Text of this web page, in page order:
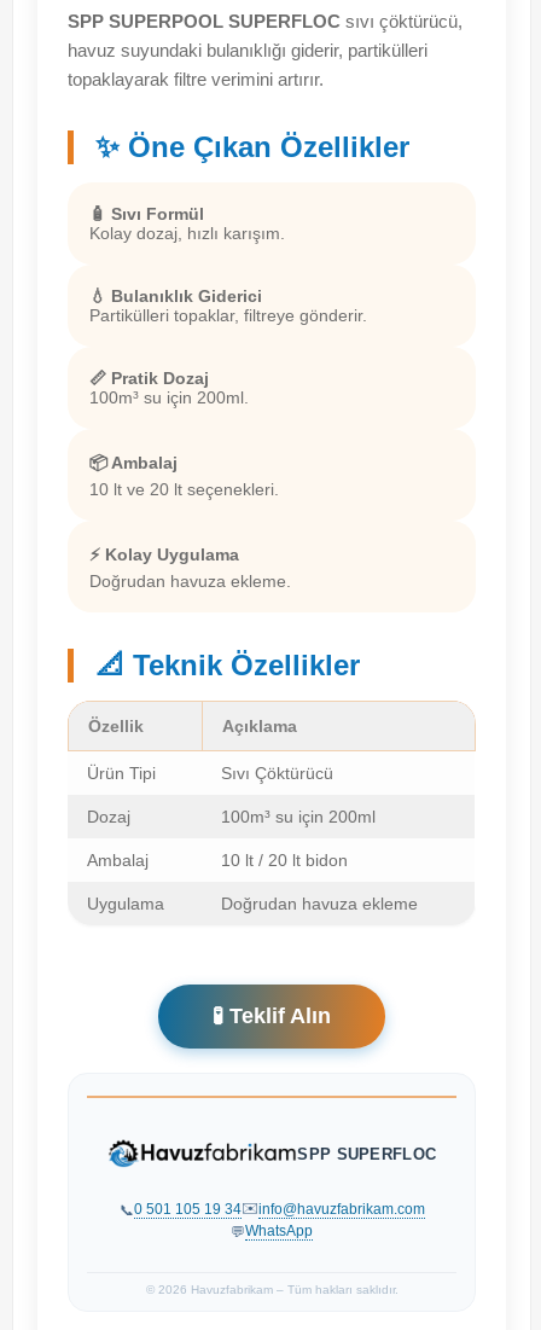
SPP SUPERPOOL SUPERFLOC sıvı çöktürücü,
havuz suyundaki bulanıklığı giderir, partikülleri
topaklayarak filtre verimini artırır.
✨ Öne Çıkan Özellikler
🧴 Sıvı Formül
Kolay dozaj, hızlı karışım.
💧 Bulanıklık Giderici
Partikülleri topaklar, filtreye gönderir.
📏 Pratik Dozaj
100m³ su için 200ml.
📦 Ambalaj
10 lt ve 20 lt seçenekleri.
⚡ Kolay Uygulama
Doğrudan havuza ekleme.
📐 Teknik Özellikler
Özellik Açıklama
Ürün Tipi Sıvı Çöktürücü
Dozaj 100m³ su için 200ml
Ambalaj 10 lt / 20 lt bidon
Uygulama Doğrudan havuza ekleme
🧪 Teklif Alın
SPP SUPERFLOC
📞0 501 105 19 34✉️info@havuzfabrikam.com
💬WhatsApp
© 2026 Havuzfabrikam – Tüm hakları saklıdır.